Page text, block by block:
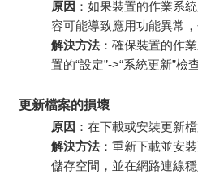
原因 ：如果裝置的作業系
容可能導致應用功能異常，
解決方法：確保裝置的作
置的“設定”->“系統更新”檢
更新檔案的損壞
原因 ：在下載或安裝更新
解決方法：重新下載並安
儲存空間，並在網路連線